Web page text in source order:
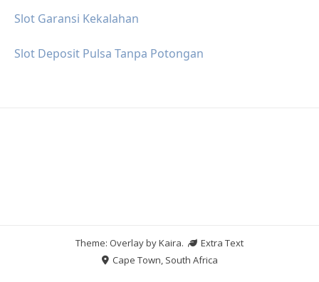
Slot Garansi Kekalahan
Slot Deposit Pulsa Tanpa Potongan
Theme: Overlay byKaira.
Extra Text
Cape Town, South Africa